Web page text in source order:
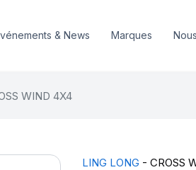
& News Marques
WIND 4X4
LING LONG - CROSS